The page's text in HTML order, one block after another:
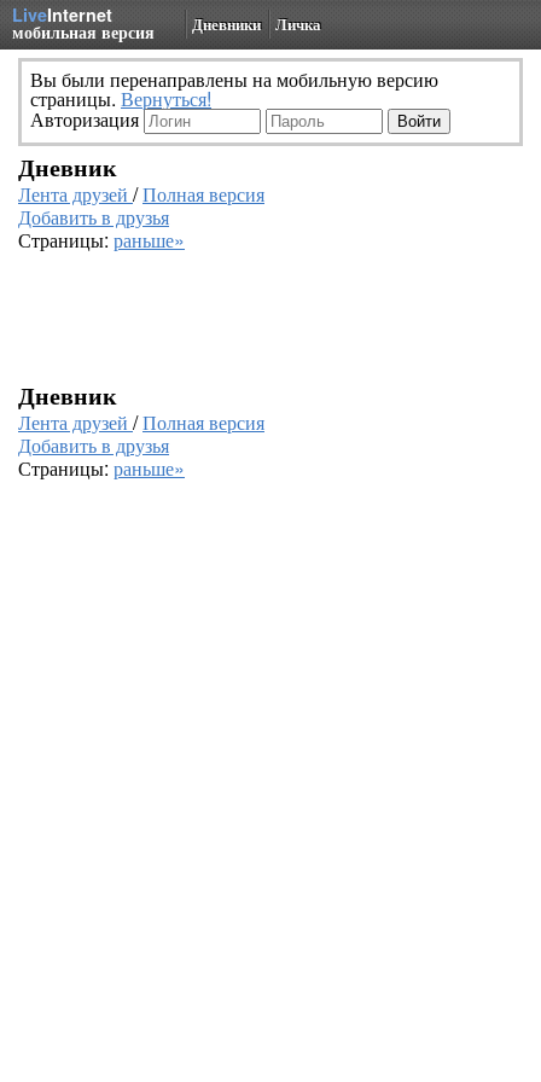
LiveInternet
мобильная версия Дневники Личка
Вы были перенаправлены на мобильную версию
страницы. Вернуться!
Авторизация
Дневник
Лента друзей /Полная версия
Добавить в друзья
Страницы: раньше»
Дневник
Лента друзей /Полная версия
Добавить в друзья
Страницы: раньше»